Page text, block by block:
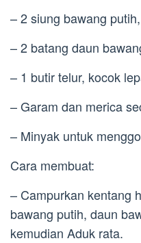
– 2 siung bawang
– 2 batang daun
– 1 butir telur, kocok
– Garam dan merica
– Minyak untuk
Cara membuat:
– Campurkan kentang
bawang putih, daun
kemudian Aduk rata.